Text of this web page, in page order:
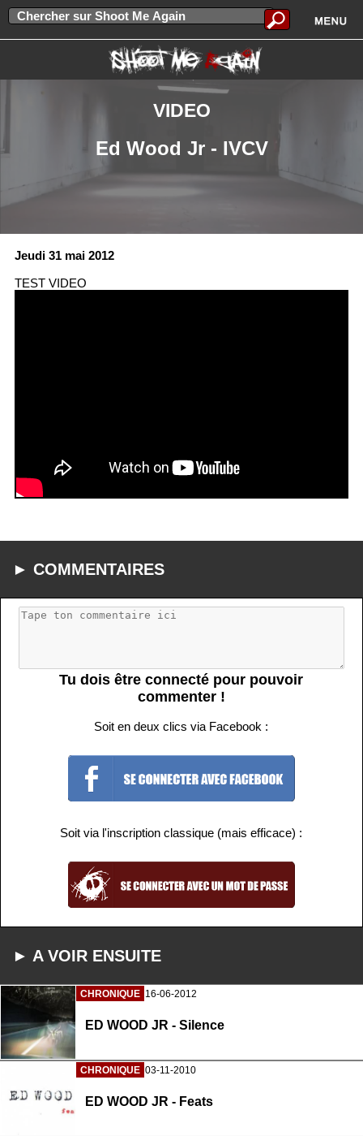
VIDEO
Ed Wood Jr - IVCV
Jeudi 31 mai 2012
TEST VIDEO
► COMMENTAIRES
Tu dois être connecté pour pouvoir
commenter !
Soit en deux clics via Facebook :
Soit via l'inscription classique (mais efficace) :
► A VOIR ENSUITE
CHRONIQUE 16-06-2012
ED WOOD JR - Silence
CHRONIQUE 03-11-2010
ED WOOD JR - Feats